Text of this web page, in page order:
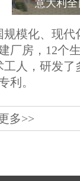
意大利
模化、现代
厂房，12个
人，研发了
利。
多>>